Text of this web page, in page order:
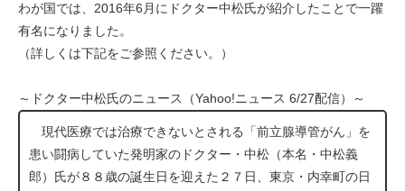
わが国では、2016年6月にドクター中松氏が紹介したことで一躍
有名になりました。
（詳しくは下記をご参照ください。）
～ドクター中松氏のニュース（Yahoo!ニュース 6/27配信）～
現代医療では治療できないとされる「前立腺導管がん」を
患い闘病していた発明家のドクター・中松（本名・中松義
郎）氏が８８歳の誕生日を迎えた２７日、東京・内幸町の日